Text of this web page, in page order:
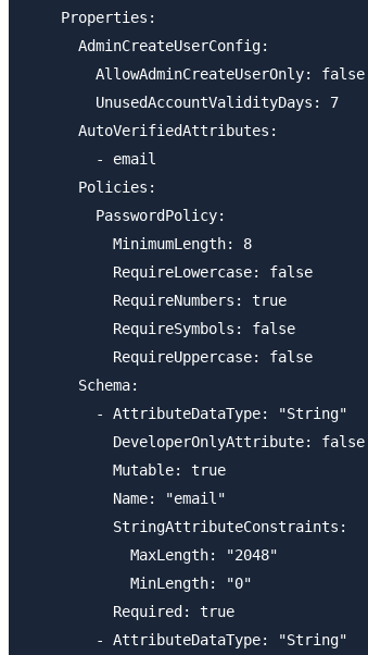
    Properties:
      AdminCreateUserConfig:
        AllowAdminCreateUserOnly: false
        UnusedAccountValidityDays: 7
      AutoVerifiedAttributes:
        - email
      Policies:
        PasswordPolicy:
          MinimumLength: 8
          RequireLowercase: false
          RequireNumbers: true
          RequireSymbols: false
          RequireUppercase: false
      Schema:
        - AttributeDataType: "String"
          DeveloperOnlyAttribute: false
          Mutable: true
          Name: "email"
          StringAttributeConstraints:
            MaxLength: "2048"
            MinLength: "0"
          Required: true
        - AttributeDataType: "String"